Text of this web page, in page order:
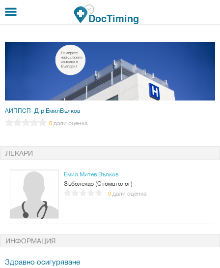
Премини към основното съдържание
DocTiming
АИППСП- Д-р ЕмилВълков
0 дали оценка
ЛЕКАРИ
Емил Митев Вълков
Зъболекар (Стоматолог)
0 дали оценка
ИНФОРМАЦИЯ
Здравно осигуряване